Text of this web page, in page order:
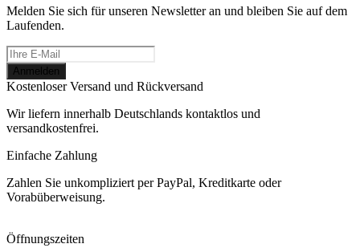
Melden Sie sich für unseren Newsletter an und bleiben Sie auf dem
Laufenden.
Kostenloser Versand und Rückversand
Wir liefern innerhalb Deutschlands kontaktlos und
versandkostenfrei.
Einfache Zahlung
Zahlen Sie unkompliziert per PayPal, Kreditkarte oder
Vorabüberweisung.
Öffnungszeiten